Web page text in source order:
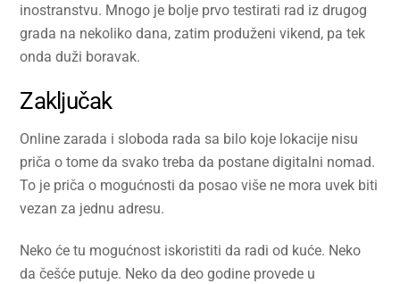
inostranstvu. Mnogo je bolje prvo testirati rad iz drugog
grada na nekoliko dana, zatim produženi vikend, pa tek
onda duži boravak.
Zaključak
Online zarada i sloboda rada sa bilo koje lokacije nisu
priča o tome da svako treba da postane digitalni nomad.
To je priča o mogućnosti da posao više ne mora uvek biti
vezan za jednu adresu.
Neko će tu mogućnost iskoristiti da radi od kuće. Neko
da češće putuje. Neko da deo godine provede u